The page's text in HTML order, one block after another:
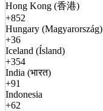
Hong Kong (香港)
+852
Hungary (Magyarország)
+36
Iceland (Ísland)
+354
India (भारत)
+91
Indonesia
+62